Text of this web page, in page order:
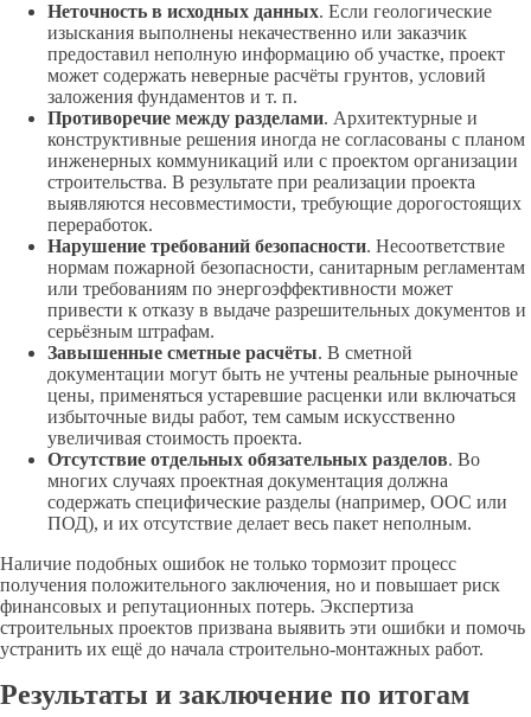
Неточность в исходных данных. Если геологические
изыскания выполнены некачественно или заказчик
предоставил неполную информацию об участке, проект
может содержать неверные расчёты грунтов, условий
заложения фундаментов и т. п.
Противоречие между разделами. Архитектурные и
конструктивные решения иногда не согласованы с планом
инженерных коммуникаций или с проектом организации
строительства. В результате при реализации проекта
выявляются несовместимости, требующие дорогостоящих
переработок.
Нарушение требований безопасности. Несоответствие
нормам пожарной безопасности, санитарным регламентам
или требованиям по энергоэффективности может
привести к отказу в выдаче разрешительных документов и
серьёзным штрафам.
Завышенные сметные расчёты. В сметной
документации могут быть не учтены реальные рыночные
цены, применяться устаревшие расценки или включаться
избыточные виды работ, тем самым искусственно
увеличивая стоимость проекта.
Отсутствие отдельных обязательных разделов. Во
многих случаях проектная документация должна
содержать специфические разделы (например, ООС или
ПОД), и их отсутствие делает весь пакет неполным.
Наличие подобных ошибок не только тормозит процесс
получения положительного заключения, но и повышает риск
финансовых и репутационных потерь. Экспертиза
строительных проектов призвана выявить эти ошибки и помочь
устранить их ещё до начала строительно-монтажных работ.
Результаты и заключение по итогам